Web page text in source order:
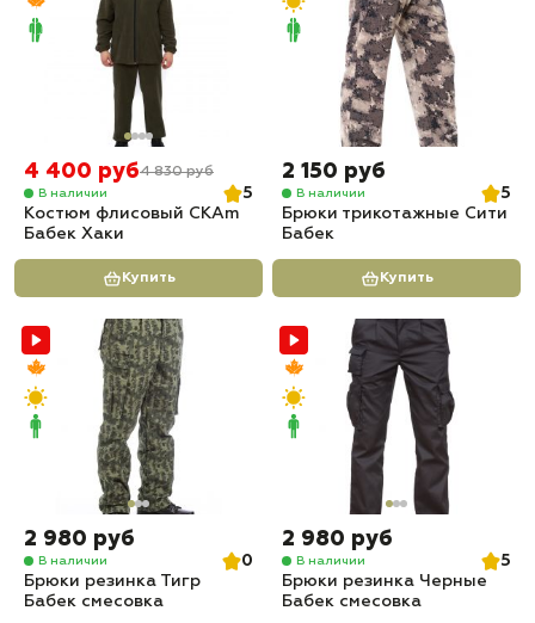
4 400 руб4 830 руб
В наличии
5
Костюм флисовый СКАm
Бабек Хаки
Купить
2 150 руб
В наличии
5
Брюки трикотажные Сити
Бабек
Купить
2 980 руб
В наличии
0
Брюки резинка Тигр
Бабек смесовка
2 980 руб
В наличии
5
Брюки резинка Черные
Бабек смесовка